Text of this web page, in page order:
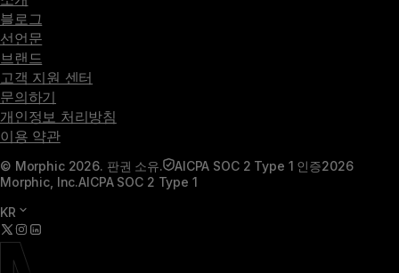
블로그
선언문
브랜드
고객 지원 센터
문의하기
개인정보 처리방침
이용 약관
© Morphic 2026. 판권 소유. AICPA SOC 2 Type 1 인증2026
Morphic, Inc.AICPA SOC 2 Type 1
KR